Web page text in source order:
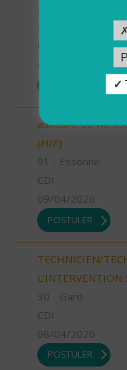
auxiliaire de vie
auxiliaire de vie
(H/F)
91 - Essonne
CDI
09/04/2026
POSTULER
TECHNICIEN/
L'INTERVENTION
30 - Gard
CDI
08/04/2026
POSTULER